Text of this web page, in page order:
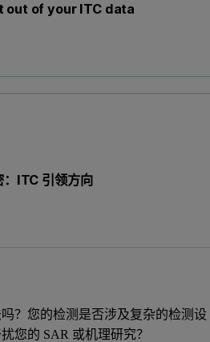
out of your ITC data
ITC 引领方向
？您的检测是否涉及复杂的检测设
您的 SAR 或机理研究？